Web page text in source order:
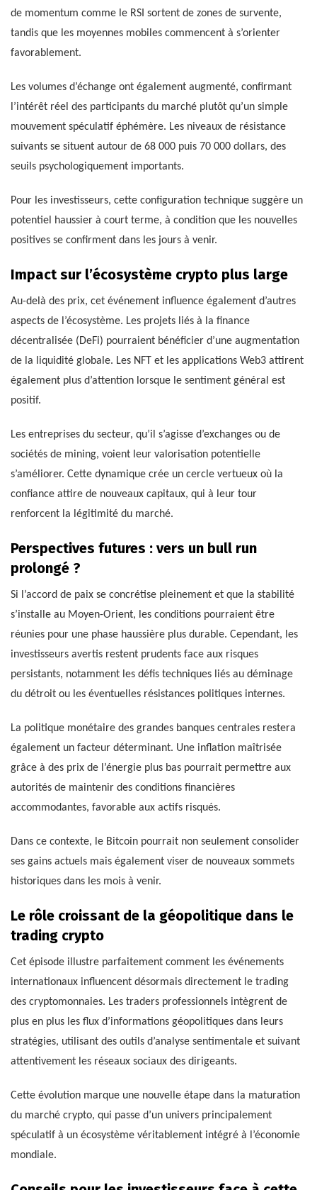
de momentum comme le RSI sortent de zones de survente,
tandis que les moyennes mobiles commencent à s’orienter
favorablement.
Les volumes d’échange ont également augmenté, confirmant
l’intérêt réel des participants du marché plutôt qu’un simple
mouvement spéculatif éphémère. Les niveaux de résistance
suivants se situent autour de 68 000 puis 70 000 dollars, des
seuils psychologiquement importants.
Pour les investisseurs, cette configuration technique suggère un
potentiel haussier à court terme, à condition que les nouvelles
positives se confirment dans les jours à venir.
Impact sur l’écosystème crypto plus large
Au-delà des prix, cet événement influence également d’autres
aspects de l’écosystème. Les projets liés à la finance
décentralisée (DeFi) pourraient bénéficier d’une augmentation
de la liquidité globale. Les NFT et les applications Web3 attirent
également plus d’attention lorsque le sentiment général est
positif.
Les entreprises du secteur, qu’il s’agisse d’exchanges ou de
sociétés de mining, voient leur valorisation potentielle
s’améliorer. Cette dynamique crée un cercle vertueux où la
confiance attire de nouveaux capitaux, qui à leur tour
renforcent la légitimité du marché.
Perspectives futures : vers un bull run
prolongé ?
Si l’accord de paix se concrétise pleinement et que la stabilité
s’installe au Moyen-Orient, les conditions pourraient être
réunies pour une phase haussière plus durable. Cependant, les
investisseurs avertis restent prudents face aux risques
persistants, notamment les défis techniques liés au déminage
du détroit ou les éventuelles résistances politiques internes.
La politique monétaire des grandes banques centrales restera
également un facteur déterminant. Une inflation maîtrisée
grâce à des prix de l’énergie plus bas pourrait permettre aux
autorités de maintenir des conditions financières
accommodantes, favorable aux actifs risqués.
Dans ce contexte, le Bitcoin pourrait non seulement consolider
ses gains actuels mais également viser de nouveaux sommets
historiques dans les mois à venir.
Le rôle croissant de la géopolitique dans le
trading crypto
Cet épisode illustre parfaitement comment les événements
internationaux influencent désormais directement le trading
des cryptomonnaies. Les traders professionnels intègrent de
plus en plus les flux d’informations géopolitiques dans leurs
stratégies, utilisant des outils d’analyse sentimentale et suivant
attentivement les réseaux sociaux des dirigeants.
Cette évolution marque une nouvelle étape dans la maturation
du marché crypto, qui passe d’un univers principalement
spéculatif à un écosystème véritablement intégré à l’économie
mondiale.